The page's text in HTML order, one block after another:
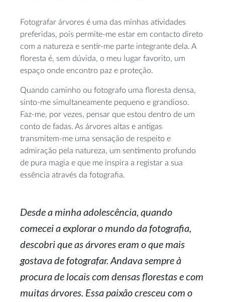
Fotografar árvores é uma das minhas atividades
preferidas, pois permite-me estar em contacto direto
com a natureza e sentir-me parte integrante dela. A
floresta é, sem dúvida, o meu lugar favorito, um
espaço onde encontro paz e proteção.
Quando caminho ou fotografo uma floresta densa,
sinto-me simultaneamente pequeno e grandioso.
Faz-me, por vezes, pensar que estou dentro de um
conto de fadas. As árvores altas e antigas
transmitem-me uma sensação de respeito e
admiração pela natureza, um sentimento profundo
de pura magia e que me inspira a registar a sua
essência através da fotografia.
Desde a minha adolescência, quando
comecei a explorar o mundo da fotografia,
descobri que as árvores eram o que mais
gostava de fotografar. Andava sempre à
procura de locais com densas florestas e com
muitas árvores. Essa paixão cresceu com o